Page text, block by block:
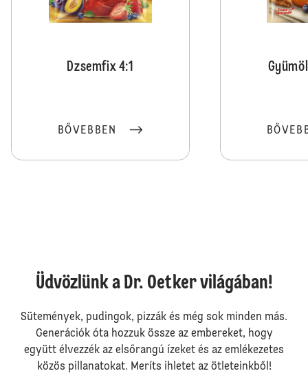
Dzsemfix 4:1
BŐVEBBEN
Üdvözlünk a Dr. Oetker világában!
Sütemények, pudingok, pizzák és még sok minden más.
Generációk óta hozzuk össze az embereket, hogy
együtt élvezzék az elsőrangú ízeket és az emlékezetes
közös pillanatokat. Meríts ihletet az ötleteinkből!